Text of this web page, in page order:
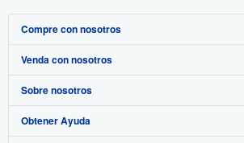
Compre con nosotros
Búsqueda avanzada
Colecciones
Mi cuenta
Venda con nosotros
Comenzar a vender
Únase a nuestro programa de afiliados
Sobre nosotros
Sobre IberLibro
Obtener Ayuda